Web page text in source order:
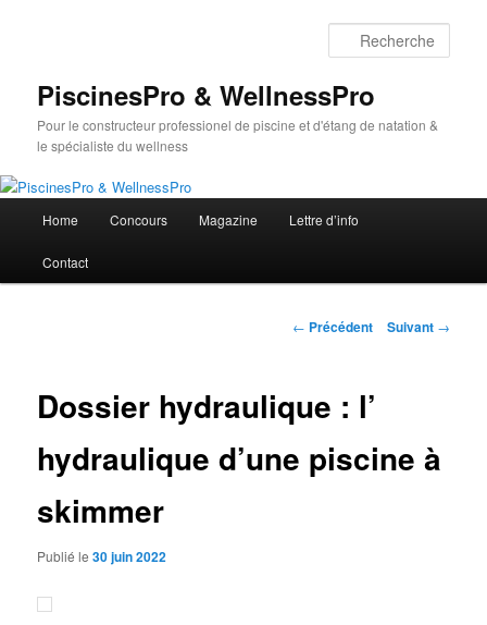
PiscinesPro & WellnessPro
Pour le constructeur professionel de piscine et d'étang de natation &
le spécialiste du wellness
principal
Home Concours Magazine Lettre d’info
Contact
Navigation
← Précédent Suivant →
Dossier hydraulique : l’
hydraulique d’une piscine à
skimmer
Publié le30 juin 2022